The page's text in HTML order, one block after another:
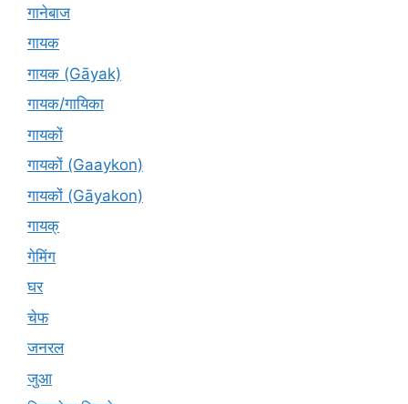
गानेबाज
गायक
गायक (Gāyak)
गायक/गायिका
गायकों
गायकों (Gaaykon)
गायकों (Gāyakon)
गायक्
गेमिंग
घर
चेफ
जनरल
जुआ